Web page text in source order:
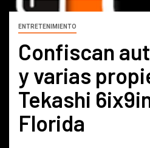
ENTRETENIMIENTO
Confiscan
y varias
Tekashi
Florida